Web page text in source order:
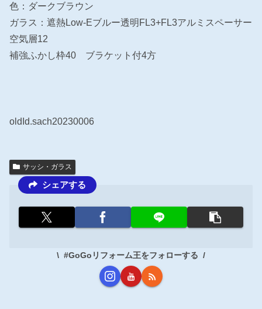
色：ダークブラウン
ガラス：遮熱Low-Eブルー透明FL3+FL3アルミスペーサー
空気層12
補強ふかし枠40 ブラケット付4方
oldId.sach20230006
サッシ・ガラス
シェアする
#GoGoリフォーム王をフォローする